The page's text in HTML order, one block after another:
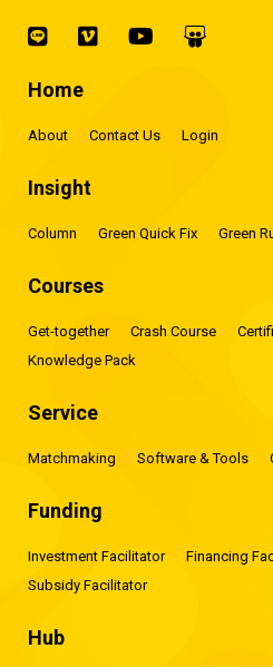
Home
About Contact Us Login
Insight
Column Green Quick Fix Green
Courses
Get-together Crash Course
Knowledge Pack
Service
Matchmaking Software & Tools
Funding
Investment Facilitator
Financing
Subsidy Facilitator
Hub